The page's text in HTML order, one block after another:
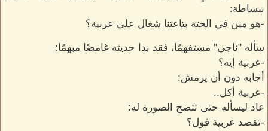
ببساطة:
-هو مين في الحتة بتاعتنا شغال على عربية؟
سأله "ناجي" مستفهمًا، فقد بدا حديثه غامضًا مبهمًا:
-عربية إيه؟
أجابه دون أن يرمش:
-عربية أكل..
عاد ليسأله حتى تتضح الصورة له:
-تقصد عربية فول؟